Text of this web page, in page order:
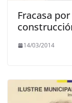
Fracasa
14/03/2014